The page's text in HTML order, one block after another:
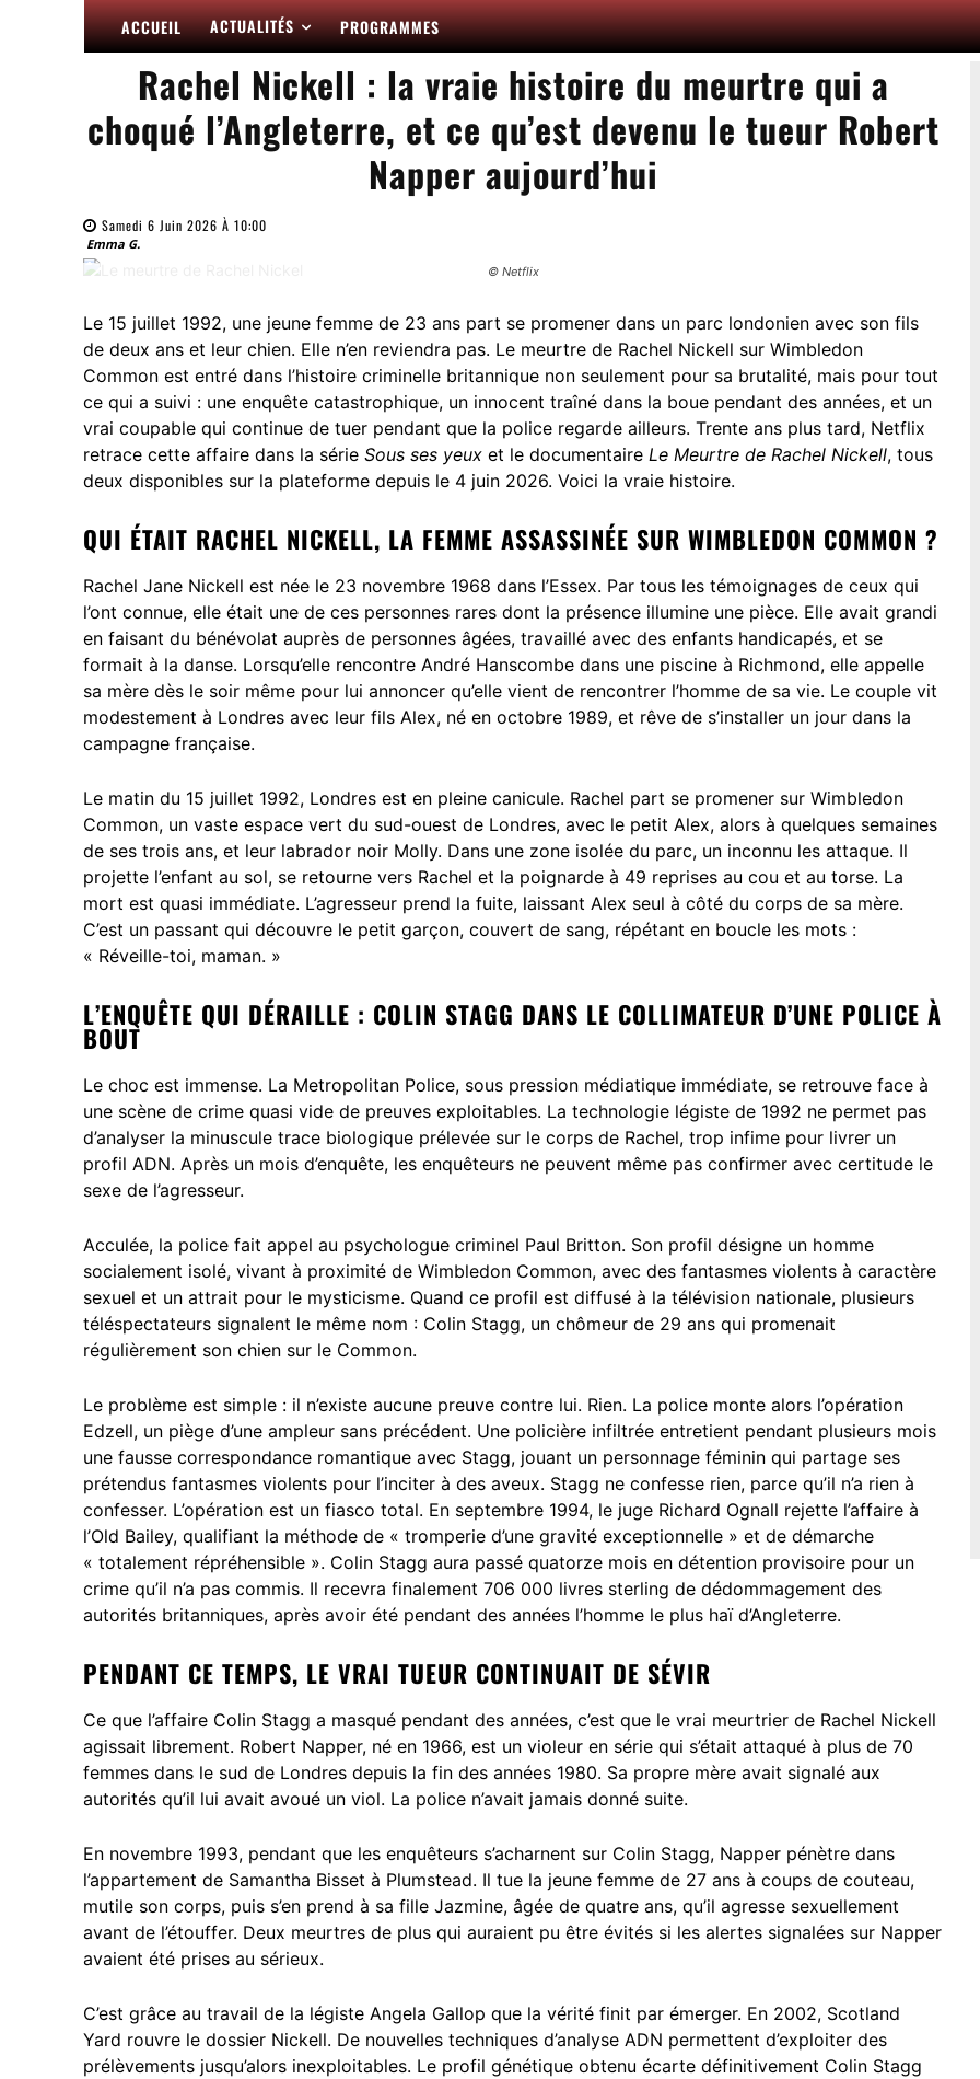
ACCUEIL ACTUALITÉS PROGRAMMES
Rachel Nickell : la vraie histoire du meurtre qui a
choqué l’Angleterre, et ce qu’est devenu le tueur Robert
Napper aujourd’hui
Samedi 6 Juin 2026 À 10:00
Emma G.
© Netflix
Le 15 juillet 1992, une jeune femme de 23 ans part se promener dans un parc londonien avec son fils
de deux ans et leur chien. Elle n’en reviendra pas. Le meurtre de Rachel Nickell sur Wimbledon
Common est entré dans l’histoire criminelle britannique non seulement pour sa brutalité, mais pour tout
ce qui a suivi : une enquête catastrophique, un innocent traîné dans la boue pendant des années, et un
vrai coupable qui continue de tuer pendant que la police regarde ailleurs. Trente ans plus tard, Netflix
retrace cette affaire dans la série Sous ses yeux et le documentaire Le Meurtre de Rachel Nickell, tous
deux disponibles sur la plateforme depuis le 4 juin 2026. Voici la vraie histoire.
QUI ÉTAIT RACHEL NICKELL, LA FEMME ASSASSINÉE SUR WIMBLEDON COMMON ?
Rachel Jane Nickell est née le 23 novembre 1968 dans l’Essex. Par tous les témoignages de ceux qui
l’ont connue, elle était une de ces personnes rares dont la présence illumine une pièce. Elle avait grandi
en faisant du bénévolat auprès de personnes âgées, travaillé avec des enfants handicapés, et se
formait à la danse. Lorsqu’elle rencontre André Hanscombe dans une piscine à Richmond, elle appelle
sa mère dès le soir même pour lui annoncer qu’elle vient de rencontrer l’homme de sa vie. Le couple vit
modestement à Londres avec leur fils Alex, né en octobre 1989, et rêve de s’installer un jour dans la
campagne française.
Le matin du 15 juillet 1992, Londres est en pleine canicule. Rachel part se promener sur Wimbledon
Common, un vaste espace vert du sud-ouest de Londres, avec le petit Alex, alors à quelques semaines
de ses trois ans, et leur labrador noir Molly. Dans une zone isolée du parc, un inconnu les attaque. Il
projette l’enfant au sol, se retourne vers Rachel et la poignarde à 49 reprises au cou et au torse. La
mort est quasi immédiate. L’agresseur prend la fuite, laissant Alex seul à côté du corps de sa mère.
C’est un passant qui découvre le petit garçon, couvert de sang, répétant en boucle les mots :
« Réveille-toi, maman. »
L’ENQUÊTE QUI DÉRAILLE : COLIN STAGG DANS LE COLLIMATEUR D’UNE POLICE À
BOUT
Le choc est immense. La Metropolitan Police, sous pression médiatique immédiate, se retrouve face à
une scène de crime quasi vide de preuves exploitables. La technologie légiste de 1992 ne permet pas
d’analyser la minuscule trace biologique prélevée sur le corps de Rachel, trop infime pour livrer un
profil ADN. Après un mois d’enquête, les enquêteurs ne peuvent même pas confirmer avec certitude le
sexe de l’agresseur.
Acculée, la police fait appel au psychologue criminel Paul Britton. Son profil désigne un homme
socialement isolé, vivant à proximité de Wimbledon Common, avec des fantasmes violents à caractère
sexuel et un attrait pour le mysticisme. Quand ce profil est diffusé à la télévision nationale, plusieurs
téléspectateurs signalent le même nom : Colin Stagg, un chômeur de 29 ans qui promenait
régulièrement son chien sur le Common.
Le problème est simple : il n’existe aucune preuve contre lui. Rien. La police monte alors l’opération
Edzell, un piège d’une ampleur sans précédent. Une policière infiltrée entretient pendant plusieurs mois
une fausse correspondance romantique avec Stagg, jouant un personnage féminin qui partage ses
prétendus fantasmes violents pour l’inciter à des aveux. Stagg ne confesse rien, parce qu’il n’a rien à
confesser. L’opération est un fiasco total. En septembre 1994, le juge Richard Ognall rejette l’affaire à
l’Old Bailey, qualifiant la méthode de « tromperie d’une gravité exceptionnelle » et de démarche
« totalement répréhensible ». Colin Stagg aura passé quatorze mois en détention provisoire pour un
crime qu’il n’a pas commis. Il recevra finalement 706 000 livres sterling de dédommagement des
autorités britanniques, après avoir été pendant des années l’homme le plus haï d’Angleterre.
PENDANT CE TEMPS, LE VRAI TUEUR CONTINUAIT DE SÉVIR
Ce que l’affaire Colin Stagg a masqué pendant des années, c’est que le vrai meurtrier de Rachel Nickell
agissait librement. Robert Napper, né en 1966, est un violeur en série qui s’était attaqué à plus de 70
femmes dans le sud de Londres depuis la fin des années 1980. Sa propre mère avait signalé aux
autorités qu’il lui avait avoué un viol. La police n’avait jamais donné suite.
En novembre 1993, pendant que les enquêteurs s’acharnent sur Colin Stagg, Napper pénètre dans
l’appartement de Samantha Bisset à Plumstead. Il tue la jeune femme de 27 ans à coups de couteau,
mutile son corps, puis s’en prend à sa fille Jazmine, âgée de quatre ans, qu’il agresse sexuellement
avant de l’étouffer. Deux meurtres de plus qui auraient pu être évités si les alertes signalées sur Napper
avaient été prises au sérieux.
C’est grâce au travail de la légiste Angela Gallop que la vérité finit par émerger. En 2002, Scotland
Yard rouvre le dossier Nickell. De nouvelles techniques d’analyse ADN permettent d’exploiter des
prélèvements jusqu’alors inexploitables. Le profil génétique obtenu écarte définitivement Colin Stagg